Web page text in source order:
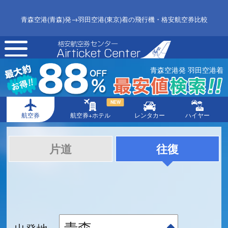
青森空港(青森)発→羽田空港(東京)着の飛行機・格安航空券比較
toggle
navigation
青森空港発 羽田空港着
航空券 航空券+ホテル
NEW
レンタカー ハイヤー
片道 往復